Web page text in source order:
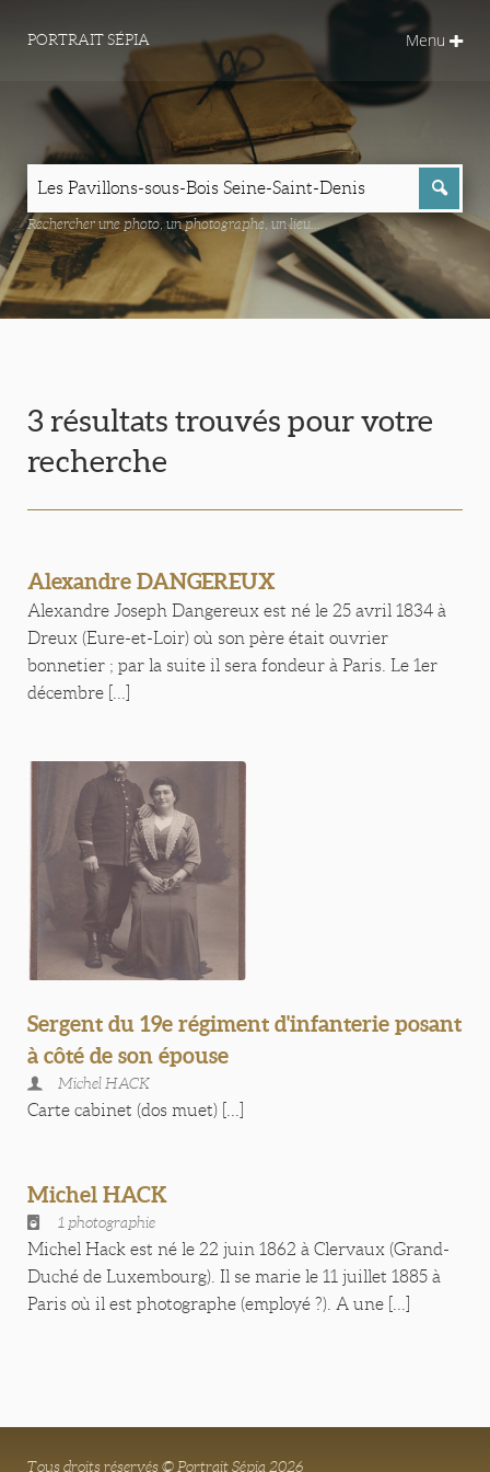
PORTRAIT SÉPIA Menu
Rechercher une photo, un photographe, un lieu...
3 résultats trouvés pour votre
recherche
Alexandre DANGEREUX
Alexandre Joseph Dangereux est né le 25 avril 1834 à
Dreux (Eure-et-Loir) où son père était ouvrier
bonnetier ; par la suite il sera fondeur à Paris. Le 1er
décembre [...]
Sergent du 19e régiment d'infanterie posant
à côté de son épouse
Michel HACK
Carte cabinet (dos muet) [...]
Michel HACK
1 photographie
Michel Hack est né le 22 juin 1862 à Clervaux (Grand-
Duché de Luxembourg). Il se marie le 11 juillet 1885 à
Paris où il est photographe (employé ?). A une [...]
Tous droits réservés © Portrait Sépia 2026